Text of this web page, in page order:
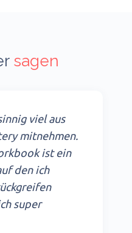
sagen
viel aus
mitnehmen.
ist ein
den ich
super